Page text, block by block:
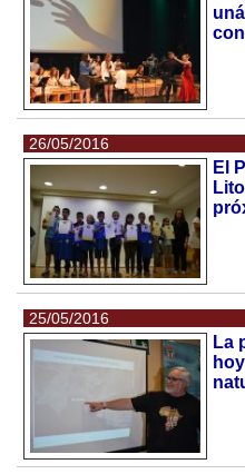
26/05/2016
El
25/05/2016
La